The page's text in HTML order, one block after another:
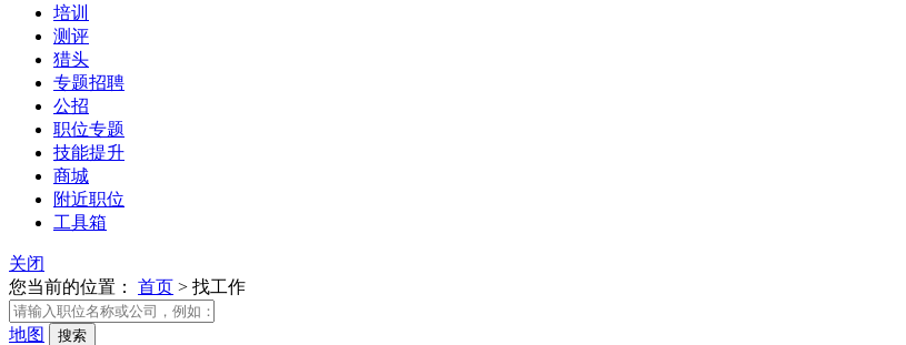
培训
测评
猎头
专题招聘
公招
职位专题
技能提升
商城
附近职位
工具箱
关闭
您当前的位置： 首页 > 找工作
地图